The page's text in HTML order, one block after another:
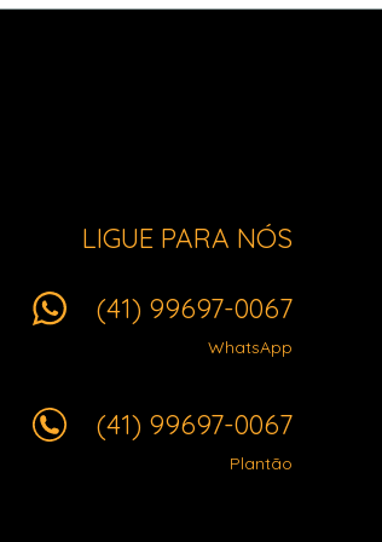
LIGUE PARA NÓS
(41) 99697-0067
WhatsApp
(41) 99697-0067
Plantão